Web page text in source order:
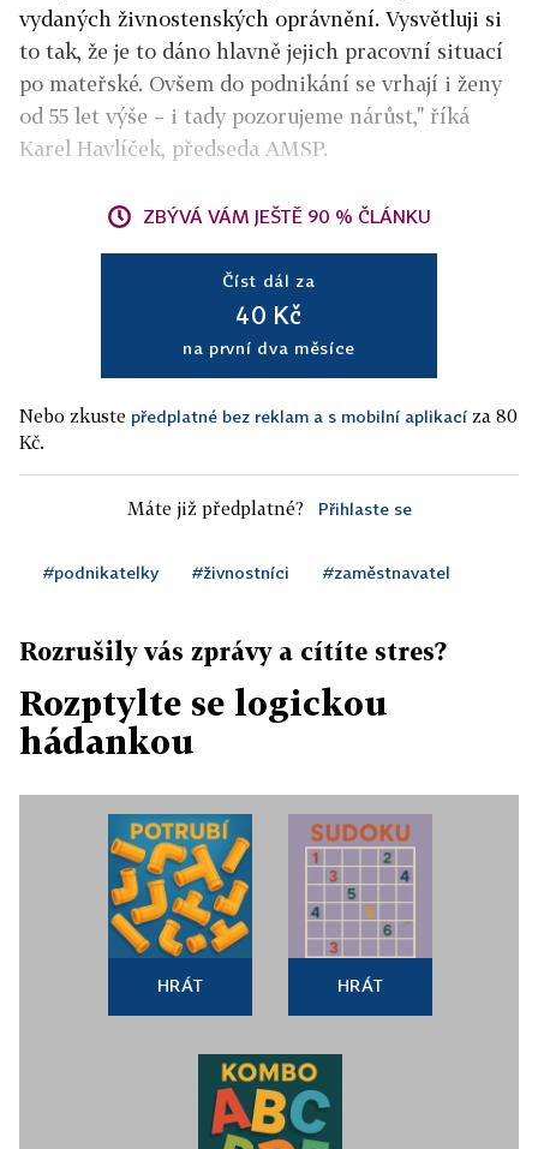
vydaných živnostenských oprávnění. Vysvětluji si
to tak, že je to dáno hlavně jejich pracovní situací
po mateřské. Ovšem do podnikání se vrhají i ženy
od 55 let výše – i tady pozorujeme nárůst," říká
Karel Havlíček, předseda AMSP.
ZBÝVÁ VÁM JEŠTĚ 90 % ČLÁNKU
Číst dál za
40 Kč
na první dva měsíce
Nebo zkuste předplatné bez reklam a s mobilní aplikací za 80
Kč.
Máte již předplatné? Přihlaste se
#podnikatelky #živnostníci #zaměstnavatel
Rozrušily vás zprávy a cítíte stres?
Rozptylte se logickou
hádankou
HRÁT HRÁT